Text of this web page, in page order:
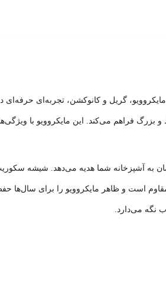
و بزرگ فراهم می‌کند. این مایکروویو با
آشپزخانه شما هدیه می‌دهد. شیشه
است و ظاهر مایکروویو را برای سال‌ها
نگه می‌دارد.